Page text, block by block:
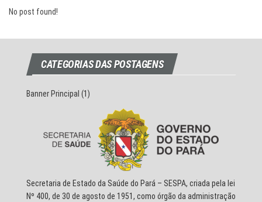
No post found!
CATEGORIAS DAS POSTAGENS
Banner Principal (1)
Secretaria de Estado da Saúde do Pará – SESPA, criada pela lei
Nº 400, de 30 de agosto de 1951, como órgão da administração